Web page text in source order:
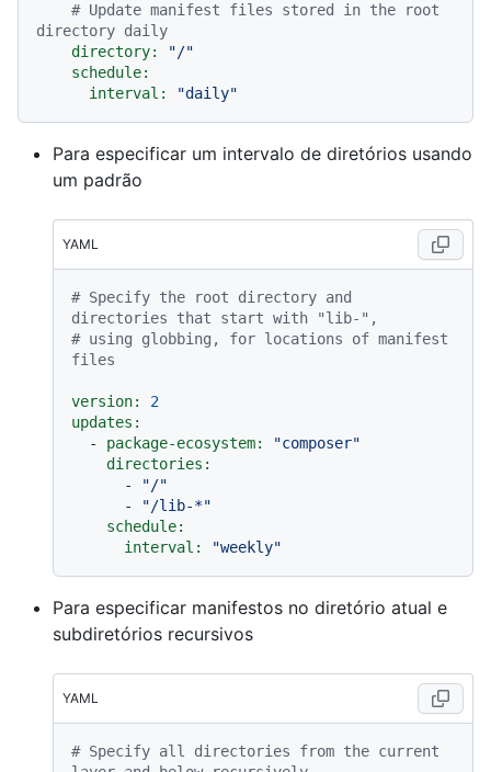
# Update manifest files stored in the root
directory daily
directory:
"/"
schedule:
interval:
"daily"
Para especificar um intervalo de diretórios usando
um padrão
YAML
# Specify the root directory and
directories that start with "lib-",
# using globbing, for locations of manifest
files
version:
2
updates:
-
package-ecosystem:
"composer"
directories:
-
"/"
-
"/lib-*"
schedule:
interval:
"weekly"
Para especificar manifestos no diretório atual e
subdiretórios recursivos
YAML
# Specify all directories from the current